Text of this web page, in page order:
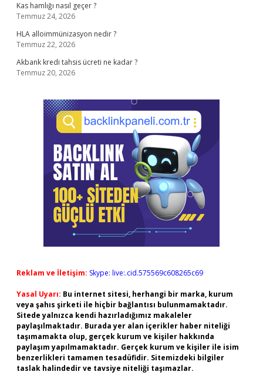
Kas hamlığı nasıl geçer ?
Temmuz 24, 2026
HLA alloimmünizasyon nedir ?
Temmuz 22, 2026
Akbank kredi tahsis ücreti ne kadar ?
Temmuz 20, 2026
Reklam ve İletişim: Skype: live:.cid.575569c608265c69
Yasal Uyarı: Bu internet sitesi, herhangi bir marka, kurum
veya şahıs şirketi ile hiçbir bağlantısı bulunmamaktadır.
Sitede yalnızca kendi hazırladığımız makaleler
paylaşılmaktadır. Burada yer alan içerikler haber niteliği
taşımamakta olup, gerçek kurum ve kişiler hakkında
paylaşım yapılmamaktadır. Gerçek kurum ve kişiler ile isim
benzerlikleri tamamen tesadüfidir. Sitemizdeki bilgiler
taslak halindedir ve tavsiye niteliği taşımazlar.